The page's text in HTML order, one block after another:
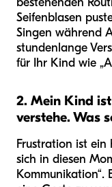
Seifenblasen
Singen während
stundenlange
für Ihr Kind wie
2. Mein Kind
verstehe. Was
Frustration ist ein
sich in diesen
Kommunikation“.